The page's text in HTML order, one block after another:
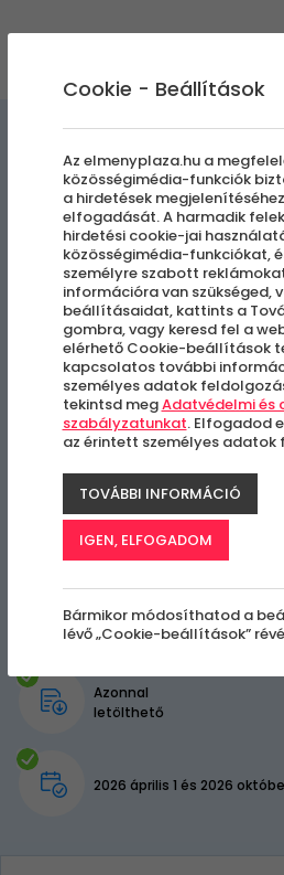
Golf Resort
Külföldi kiruccanás
Karlovy Vary,
Azonnal
letölthető
2026 április 1 és 2026
Cookie - Beállítások
Az elmenyplaza.hu a
közösségimédia-funkciók
a hirdetések
elfogadását. A harmadik
hirdetési cookie-jai
közösségimédia-funkciókat,
személyre szabott
információra van szükséged,
beállításaidat, kattints a
gombra, vagy keresd fel a
elérhető Cookie-beállítások
kapcsolatos további
személyes adatok
tekintsd megAdatvédelmi és
szabályzatunkat. Elfogadod
az érintett személyes
TOVÁBBI INFORMÁCIÓ
IGEN, ELFOGADOM
Bármikor módosíthatod a
lévő „Cookie-beállítások”